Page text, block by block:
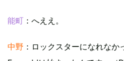
能町 ：へええ。
中野 ：ロックスターになれなか